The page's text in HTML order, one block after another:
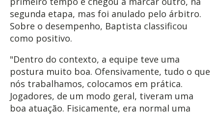
segunda etapa, mas foi anulado pelo árbitro.
Sobre o desempenho, Baptista classificou
como positivo.
"Dentro do contexto, a equipe teve uma
postura muito boa. Ofensivamente, tudo o que
nós trabalhamos, colocamos em prática.
Jogadores, de um modo geral, tiveram uma
boa atuação. Fisicamente, era normal uma